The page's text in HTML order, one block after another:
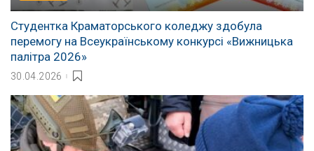
Студентка Краматорського коледжу здобула
перемогу на Всеукраїнському конкурсі «Вижницька
палітра 2026»
30.04.2026